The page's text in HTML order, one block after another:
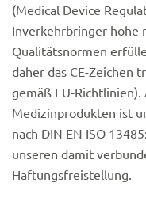
(Medical Device
Inverkehrbringer hohe
Qualitätsnormen
daher das CE-Zeichen
gemäß EU-
Medizinprodukten ist
nach DIN EN ISO
unseren damit
Haftungsfreistellung.